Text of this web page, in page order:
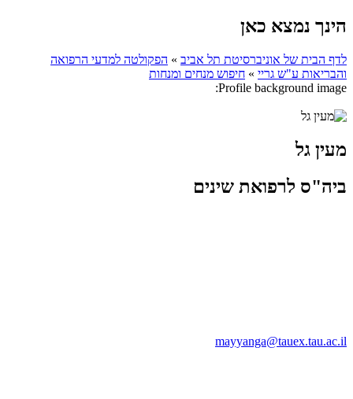
הינך נמצא כאן
לדף הבית של אוניברסיטת תל אביב » הפקולטה למדעי הרפואה
והבריאות ע"ש גריי » חיפוש מנחים ומנחות
Profile background image:
מעין גל
ביה"ס לרפואת שינים
mayyanga@tauex.tau.ac.il